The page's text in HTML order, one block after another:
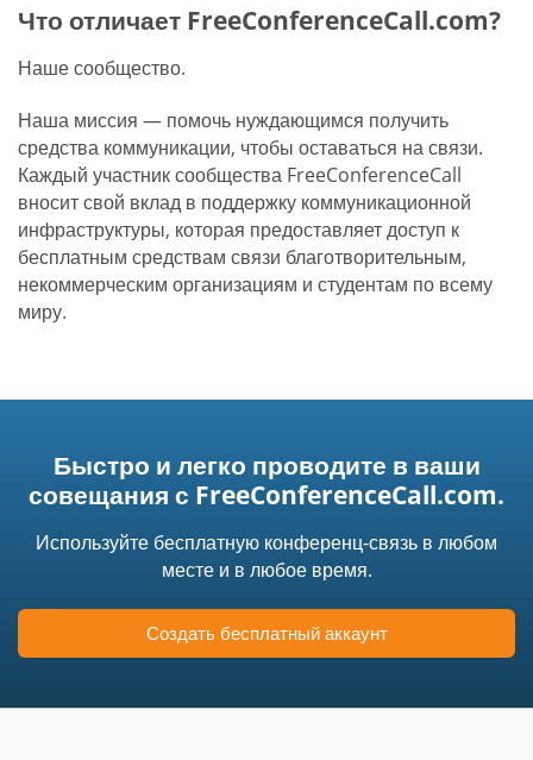
Что отличает FreeConferenceCall.com?
Наше сообщество.
Наша миссия — помочь нуждающимся получить
средства коммуникации, чтобы оставаться на связи.
Каждый участник сообщества FreeConferenceCall
вносит свой вклад в поддержку коммуникационной
инфраструктуры, которая предоставляет доступ к
бесплатным средствам связи благотворительным,
некоммерческим организациям и студентам по всему
миру.
Быстро и легко проводите в ваши
совещания с FreeConferenceCall.com.
Используйте бесплатную конференц-связь в любом
месте и в любое время.
Создать бесплатный аккаунт